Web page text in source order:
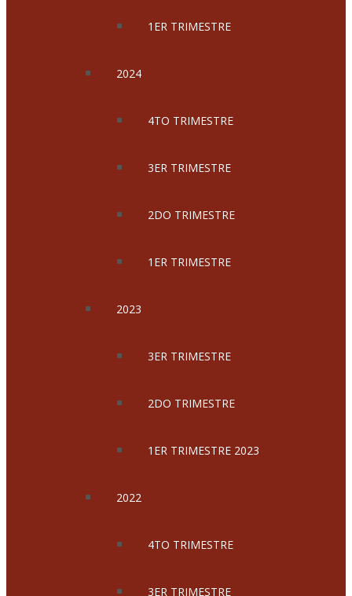
1ER TRIMESTRE
2024
4TO TRIMESTRE
3ER TRIMESTRE
2DO TRIMESTRE
1ER TRIMESTRE
2023
3ER TRIMESTRE
2DO TRIMESTRE
1ER TRIMESTRE 2023
2022
4TO TRIMESTRE
3ER TRIMESTRE